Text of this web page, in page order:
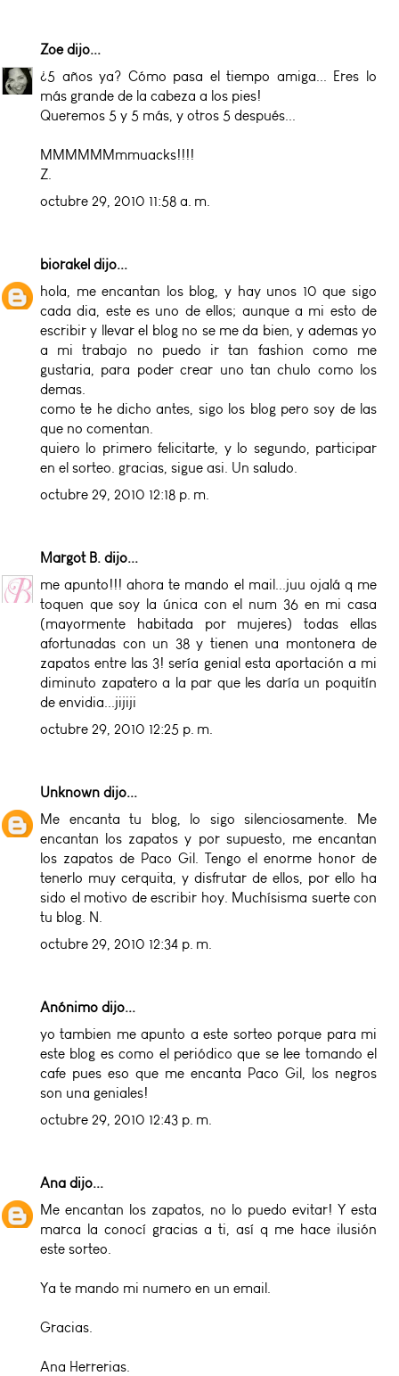
Zoedijo...
¿5 años ya? Cómo pasa el tiempo amiga... Eres lo
más grande de la cabeza a los pies!
Queremos 5 y 5 más, y otros 5 después...
MMMMMMmmuacks!!!!
Z.
octubre 29, 2010 11:58 a. m.
biorakel dijo...
hola, me encantan los blog, y hay unos 10 que sigo
cada dia, este es uno de ellos; aunque a mi esto de
escribir y llevar el blog no se me da bien, y ademas yo
a mi trabajo no puedo ir tan fashion como me
gustaria, para poder crear uno tan chulo como los
demas.
como te he dicho antes, sigo los blog pero soy de las
que no comentan.
quiero lo primero felicitarte, y lo segundo, participar
en el sorteo. gracias, sigue asi. Un saludo.
octubre 29, 2010 12:18 p. m.
Margot B. dijo...
me apunto!!! ahora te mando el mail...juu ojalá q me
toquen que soy la única con el num 36 en mi casa
(mayormente habitada por mujeres) todas ellas
afortunadas con un 38 y tienen una montonera de
zapatos entre las 3! sería genial esta aportación a mi
diminuto zapatero a la par que les daría un poquitín
de envidia...jijiji
octubre 29, 2010 12:25 p. m.
Unknown dijo...
Me encanta tu blog, lo sigo silenciosamente. Me
encantan los zapatos y por supuesto, me encantan
los zapatos de Paco Gil. Tengo el enorme honor de
tenerlo muy cerquita, y disfrutar de ellos, por ello ha
sido el motivo de escribir hoy. Muchísisma suerte con
tu blog. N.
octubre 29, 2010 12:34 p. m.
Anónimo dijo...
yo tambien me apunto a este sorteo porque para mi
este blog es como el periódico que se lee tomando el
cafe pues eso que me encanta Paco Gil, los negros
son una geniales!
octubre 29, 2010 12:43 p. m.
Ana dijo...
Me encantan los zapatos, no lo puedo evitar! Y esta
marca la conocí gracias a ti, así q me hace ilusión
este sorteo.
Ya te mando mi numero en un email.
Gracias.
Ana Herrerias.